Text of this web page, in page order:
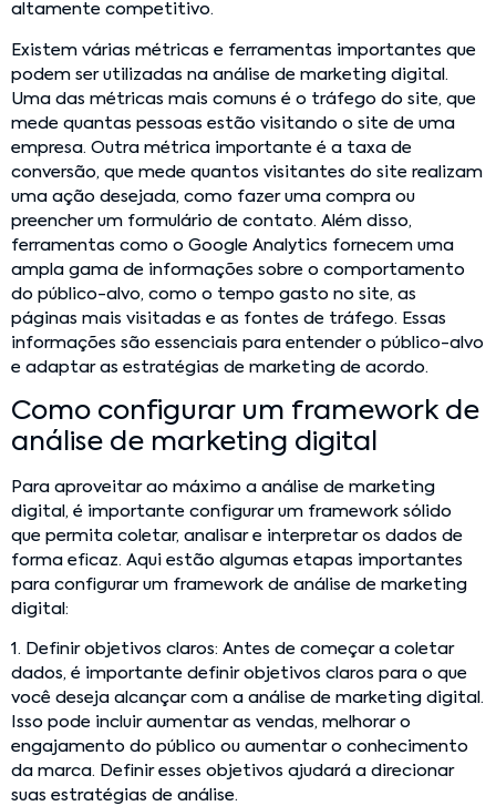
altamente competitivo.
Existem várias métricas e ferramentas importantes que
podem ser utilizadas na análise de marketing digital.
Uma das métricas mais comuns é o tráfego do site, que
mede quantas pessoas estão visitando o site de uma
empresa. Outra métrica importante é a taxa de
conversão, que mede quantos visitantes do site realizam
uma ação desejada, como fazer uma compra ou
preencher um formulário de contato. Além disso,
ferramentas como o Google Analytics fornecem uma
ampla gama de informações sobre o comportamento
do público-alvo, como o tempo gasto no site, as
páginas mais visitadas e as fontes de tráfego. Essas
informações são essenciais para entender o público-alvo
e adaptar as estratégias de marketing de acordo.
Como configurar um framework de
análise de marketing digital
Para aproveitar ao máximo a análise de marketing
digital, é importante configurar um framework sólido
que permita coletar, analisar e interpretar os dados de
forma eficaz. Aqui estão algumas etapas importantes
para configurar um framework de análise de marketing
digital:
1. Definir objetivos claros: Antes de começar a coletar
dados, é importante definir objetivos claros para o que
você deseja alcançar com a análise de marketing digital.
Isso pode incluir aumentar as vendas, melhorar o
engajamento do público ou aumentar o conhecimento
da marca. Definir esses objetivos ajudará a direcionar
suas estratégias de análise.